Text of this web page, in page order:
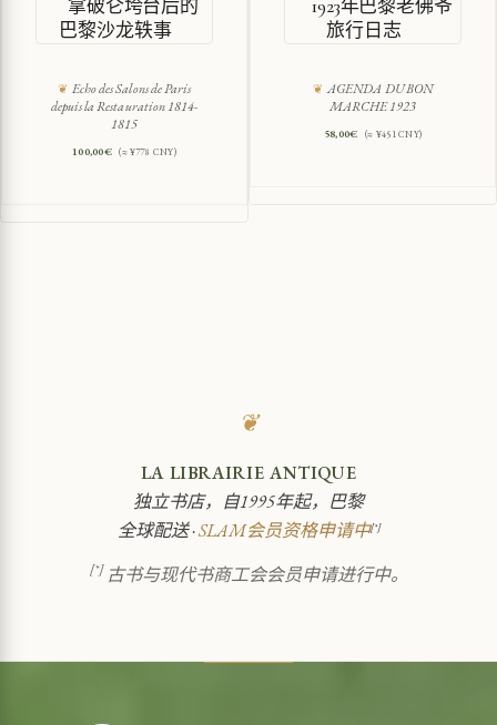
拿破仑垮台后的
巴黎沙龙轶事
Echo des Salons de Paris
depuis la Restauration 1814-
1815
100,00€ (≈ ¥778 CNY)
1923年巴黎老佛爷
旅行日志
AGENDA DU BON
MARCHE 1923
58,00€ (≈ ¥451 CNY)
❦
LA LIBRAIRIE ANTIQUE
独立书店，自1995年起，巴黎
全球配送 ·SLAM会员资格申请中[*]
[*]古书与现代书商工会会员申请进行中。